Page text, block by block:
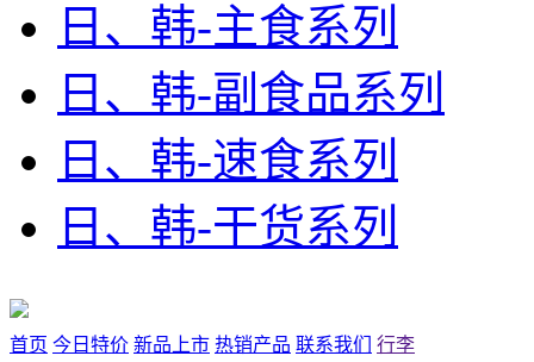
日、韩-主食系列
日、韩-副食品系列
日、韩-速食系列
日、韩-干货系列
首页 今日特价 新品上市 热销产品 联系我们
行李